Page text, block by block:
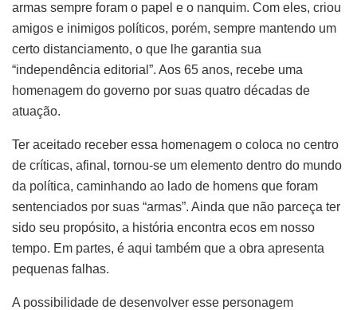
armas sempre foram o papel e o nanquim. Com eles, criou
amigos e inimigos políticos, porém, sempre mantendo um
certo distanciamento, o que lhe garantia sua
“independência editorial”. Aos 65 anos, recebe uma
homenagem do governo por suas quatro décadas de
atuação.
Ter aceitado receber essa homenagem o coloca no centro
de críticas, afinal, tornou-se um elemento dentro do mundo
da política, caminhando ao lado de homens que foram
sentenciados por suas “armas”. Ainda que não parceça ter
sido seu propósito, a história encontra ecos em nosso
tempo. Em partes, é aqui também que a obra apresenta
pequenas falhas.
A possibilidade de desenvolver esse personagem